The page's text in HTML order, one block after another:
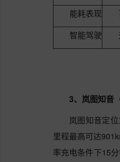
能耗表现
智能驾驶
3、岚图知音
岚图知音定
里程最高可达
率充电条件下15